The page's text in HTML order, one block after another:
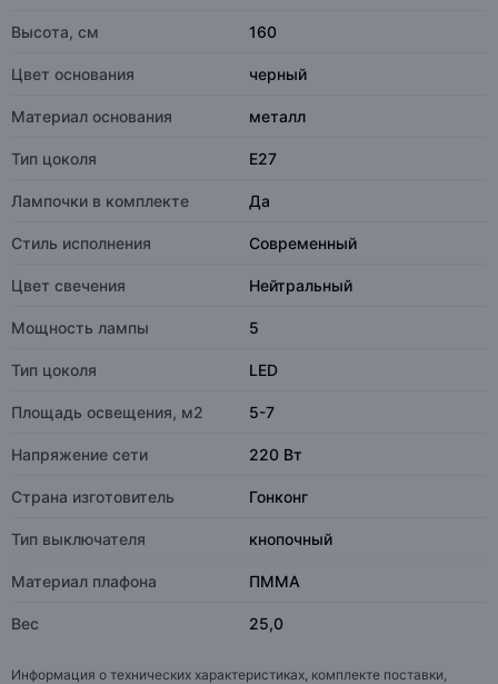
Высота, см 160
Цвет основания черный
Материал основания металл
Тип цоколя E27
Лампочки в комплекте Да
Стиль исполнения Современный
Цвет свечения Нейтральный
Мощность лампы 5
Тип цоколя LED
Площадь освещения, м2 5-7
Напряжение сети 220 Вт
Страна изготовитель Гонконг
Тип выключателя кнопочный
Материал плафона ПММА
Вес 25,0
Информация о технических характеристиках, комплекте поставки,